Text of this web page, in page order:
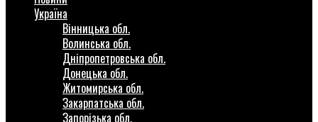
Україна
Вінницька обл.
Волинська обл.
Дніпропетровська обл.
Донецька обл.
Житомирська обл.
Закарпатська обл.
Запорізька обл.